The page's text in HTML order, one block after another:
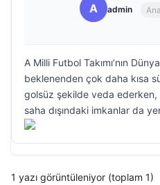
A admin
A Milli Futbol Takımı’nın
beklenenden çok daha kısa
golsüz şekilde veda
saha dışındaki imkanlar da
1 yazı görüntüleniyor (toplam 1)